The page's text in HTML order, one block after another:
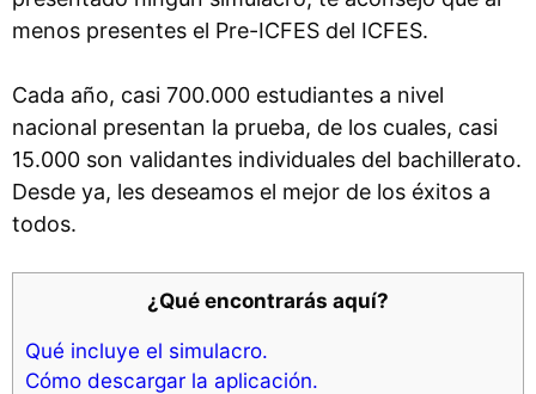
menos presentes el Pre-ICFES del ICFES.
Cada año, casi 700.000 estudiantes a nivel
nacional presentan la prueba, de los cuales, casi
15.000 son validantes individuales del bachillerato.
Desde ya, les deseamos el mejor de los éxitos a
todos.
¿Qué encontrarás aquí?
Qué incluye el simulacro.
Cómo descargar la aplicación.